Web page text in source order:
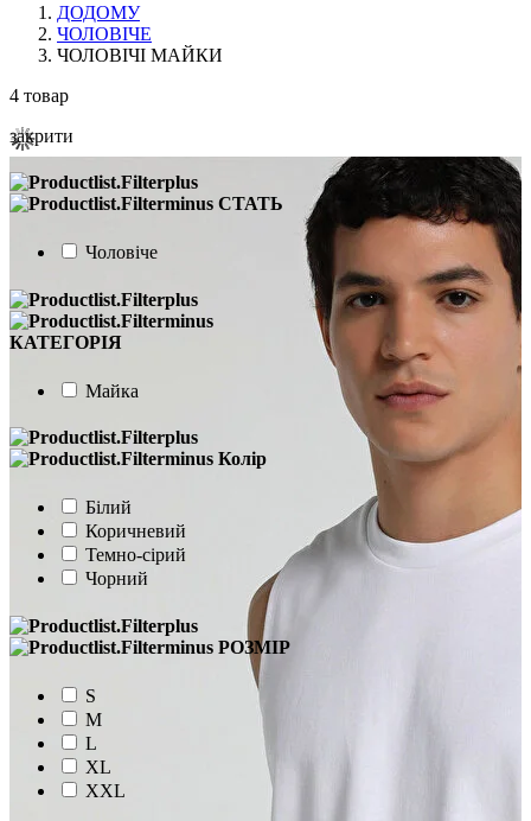
ДОДОМУ
ЧОЛОВІЧЕ
ЧОЛОВІЧІ МАЙКИ
4 товар
закрити
СТАТЬ
Чоловіче
КАТЕГОРІЯ
Майка
Колір
Білий
Коричневий
Темно-сірий
Чорний
РОЗМІР
S
M
L
XL
XXL